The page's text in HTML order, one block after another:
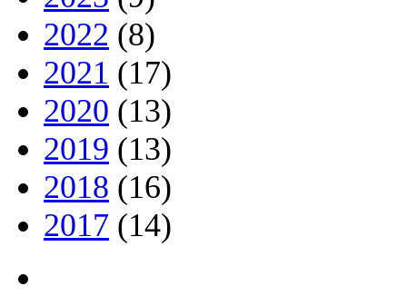
2022 (8)
2021 (17)
2020 (13)
2019 (13)
2018 (16)
2017 (14)